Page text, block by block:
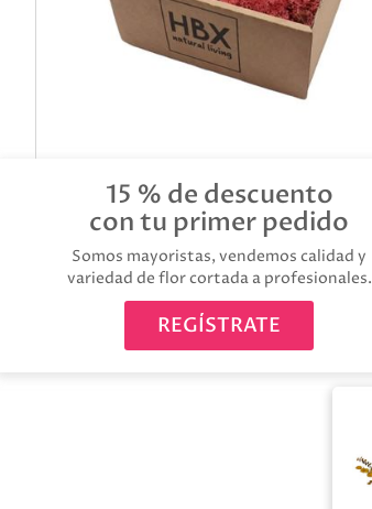
15 % de descuento
con tu primer pedido
Somos mayoristas, vendemos calidad y
variedad de flor cortada a profesionales.
REGÍSTRATE